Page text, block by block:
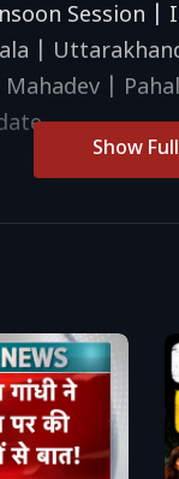
Session |
|
|
Show Full